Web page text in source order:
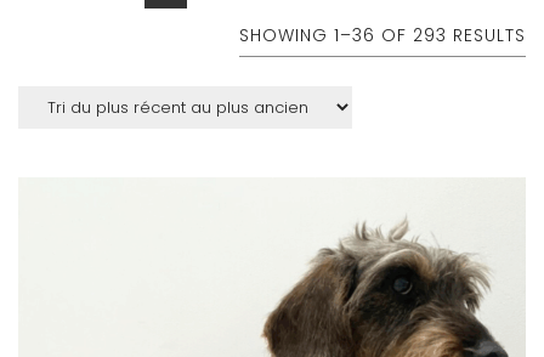
SHOWING 1–36 OF 293 RESULTS